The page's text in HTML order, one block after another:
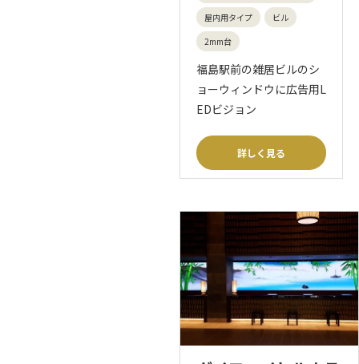
屋内用タイプ
ビル
2mm台
福島駅前の雑居ビルのシ
ョーウィンドウに広告用L
EDビジョン
詳しく見る